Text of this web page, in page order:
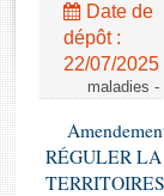
Rapports
Rapports
Dossiers
Date de
dépôt :
22/07/2025
maladies
RÉGULER